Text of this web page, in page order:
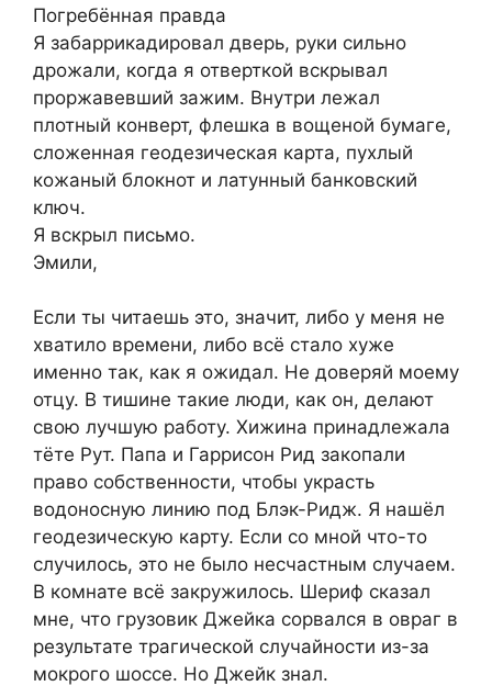
Погребённая правда
Я забаррикадировал дверь, руки сильно
дрожали, когда я отверткой вскрывал
проржавевший зажим. Внутри лежал
плотный конверт, флешка в вощеной бумаге,
сложенная геодезическая карта, пухлый
кожаный блокнот и латунный банковский
ключ.
Я вскрыл письмо.
Эмили,
Если ты читаешь это, значит, либо у меня не
хватило времени, либо всё стало хуже
именно так, как я ожидал. Не доверяй моему
отцу. В тишине такие люди, как он, делают
свою лучшую работу. Хижина принадлежала
тёте Рут. Папа и Гаррисон Рид закопали
право собственности, чтобы украсть
водоносную линию под Блэк-Ридж. Я нашёл
геодезическую карту. Если со мной что-то
случилось, это не было несчастным случаем.
В комнате всё закружилось. Шериф сказал
мне, что грузовик Джейка сорвался в овраг в
результате трагической случайности из-за
мокрого шоссе. Но Джейк знал.